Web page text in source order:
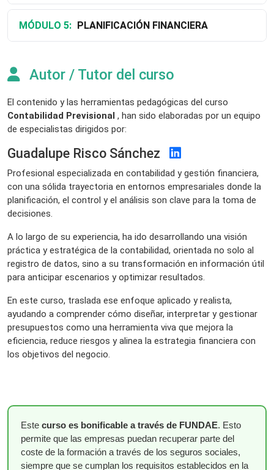
MÓDULO 5: PLANIFICACIÓN FINANCIERA
Autor / Tutor del curso
El contenido y las herramientas pedagógicas del curso
Contabilidad Previsional , han sido elaboradas por un equipo
de especialistas dirigidos por:
Guadalupe Risco Sánchez
Profesional especializada en contabilidad y gestión financiera,
con una sólida trayectoria en entornos empresariales donde la
planificación, el control y el análisis son clave para la toma de
decisiones.
A lo largo de su experiencia, ha ido desarrollando una visión
práctica y estratégica de la contabilidad, orientada no solo al
registro de datos, sino a su transformación en información útil
para anticipar escenarios y optimizar resultados.
En este curso, traslada ese enfoque aplicado y realista,
ayudando a comprender cómo diseñar, interpretar y gestionar
presupuestos como una herramienta viva que mejora la
eficiencia, reduce riesgos y alinea la estrategia financiera con
los objetivos del negocio.
Este curso es bonificable a través de FUNDAE. Esto
permite que las empresas puedan recuperar parte del
coste de la formación a través de los seguros sociales,
siempre que se cumplan los requisitos establecidos en la